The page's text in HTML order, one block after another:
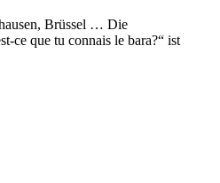
Brüssel … Die
ce que tu connais le bara?“ ist